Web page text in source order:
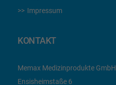
Impressum
KONTAKT
Memax Medizinprodukte GmbH
Ensisheimstaße 6